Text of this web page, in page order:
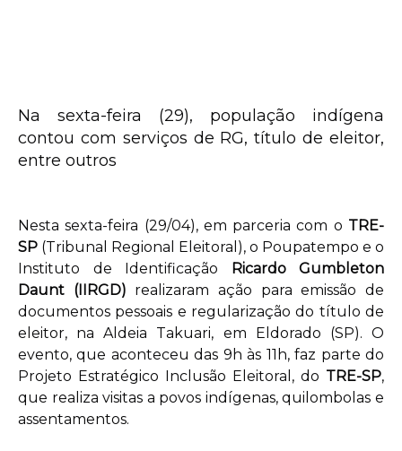
Na sexta-feira (29), população indígena
contou com serviços de RG, título de eleitor,
entre outros
Nesta sexta-feira (29/04), em parceria com o TRE-
SP (Tribunal Regional Eleitoral), o Poupatempo e o
Instituto de Identificação
Ricardo Gumbleton
Daunt (IIRGD) realizaram ação para emissão de
documentos pessoais e regularização do título de
eleitor, na Aldeia Takuari, em Eldorado (SP). O
evento, que aconteceu das 9h às 11h, faz parte do
Projeto Estratégico Inclusão Eleitoral, do TRE-SP,
que realiza visitas a povos indígenas, quilombolas e
assentamentos.